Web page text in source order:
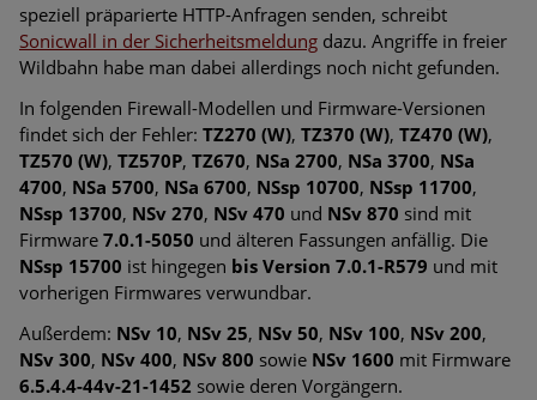
speziell präparierte HTTP-Anfragen senden, schreibt
Sonicwall in der Sicherheitsmeldung dazu. Angriffe in freier
Wildbahn habe man dabei allerdings noch nicht gefunden.
In folgenden Firewall-Modellen und Firmware-Versionen
findet sich der Fehler: TZ270 (W), TZ370 (W), TZ470 (W),
TZ570 (W), TZ570P, TZ670, NSa 2700, NSa 3700, NSa
4700, NSa 5700, NSa 6700, NSsp 10700, NSsp 11700,
NSsp 13700, NSv 270, NSv 470 und NSv 870 sind mit
Firmware 7.0.1-5050 und älteren Fassungen anfällig. Die
NSsp 15700 ist hingegen bis Version 7.0.1-R579 und mit
vorherigen Firmwares verwundbar.
Außerdem: NSv 10, NSv 25, NSv 50, NSv 100, NSv 200,
NSv 300, NSv 400, NSv 800 sowie NSv 1600 mit Firmware
6.5.4.4-44v-21-1452 sowie deren Vorgängern.